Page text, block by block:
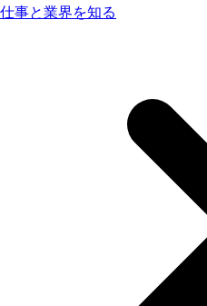
仕事と業界を知る